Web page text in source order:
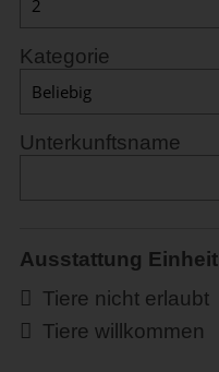
Kategorie
Unterkunftsname
Ausstattung Einheit
Tiere nicht erlaubt
Tiere willkommen